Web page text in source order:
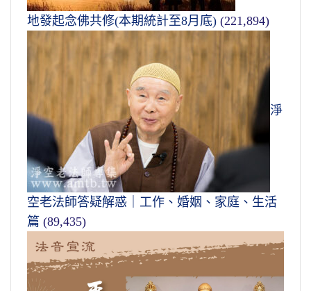
地發起念佛共修(本期統計至8月底) (221,894)
淨
空老法師答疑解惑｜工作、婚姻、家庭、生活
篇 (89,435)